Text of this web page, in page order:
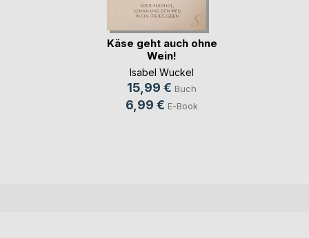
Käse geht auch ohne
Wein!
Isabel Wuckel
15,99 € Buch
6,99 € E-Book